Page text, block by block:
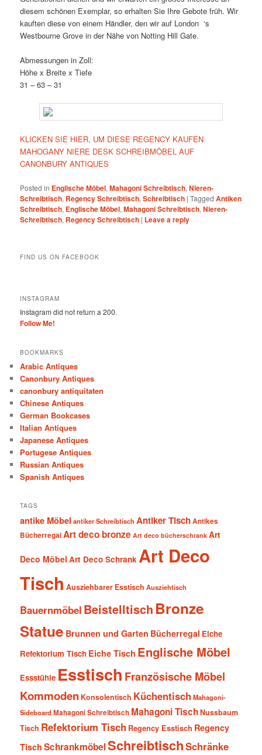
diesem schönen Exemplar, so erhalten Sie Ihre Gebote früh. Wir
kauften diese von einem Händler, den wir auf London ‘s
Westbourne Grove in der Nähe von Notting Hill Gate.
Abmessungen in Zoll:
Höhe x Breite x Tiefe
31 – 63 – 31
KLICKEN SIE HIER, UM DIESE REGENCY KAUFEN
MAHOGANY NIERE DESK SCHREIBMÖBEL AUF
CANONBURY ANTIQUES
Posted in Englische Möbel,Mahagoni Schreibtisch,Nieren-
Schreibtisch, Regency Schreibtisch,Schreibtisch |Tagged Antiken
Schreibtisch, Englische Möbel,Mahagoni Schreibtisch,Nieren-
Schreibtisch, Regency Schreibtisch | Leave a reply
FIND US ON FACEBOOK
INSTAGRAM
Instagram did not return a 200.
Follow Me!
BOOKMARKS
Arabic Antiques
Canonbury Antiques
canonbury antiquitaten
Chinese Antiques
German Bookcases
Italian Antiques
Japanese Antiques
Portugese Antiques
Russian Antiques
Spanish Antiques
TAGS
antike Möbel antiker Schreibtisch Antiker TischAntikes
BücherregalArt deco bronze Art deco bücherschrank Art
Deco Möbel Art Deco Schrank Art Deco
Tisch Ausziehbarer Esstisch Ausziehtisch
Bauernmöbel Beistelltisch Bronze
Statue Brunnen und Garten Bücherregal Eiche
Refektorium Tisch Eiche Tisch Englische Möbel
Essstühle Esstisch Französische Möbel
Kommoden Konsolentisch Küchentisch Mahagoni-
SideboardMahagoni Schreibtisch Mahagoni TischNussbaum
Tisch Refektorium Tisch Regency Esstisch Regency
Tisch SchrankmöbelSchreibtischSchränke